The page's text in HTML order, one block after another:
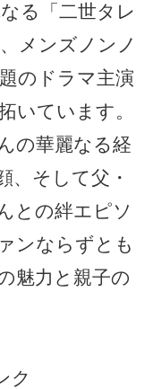
る「二世タレ
メンズノンノ
のドラマ主演
いています。
の華麗なる経
、そして父・
との絆エピソ
ンならずとも
魅力と親子の
ク